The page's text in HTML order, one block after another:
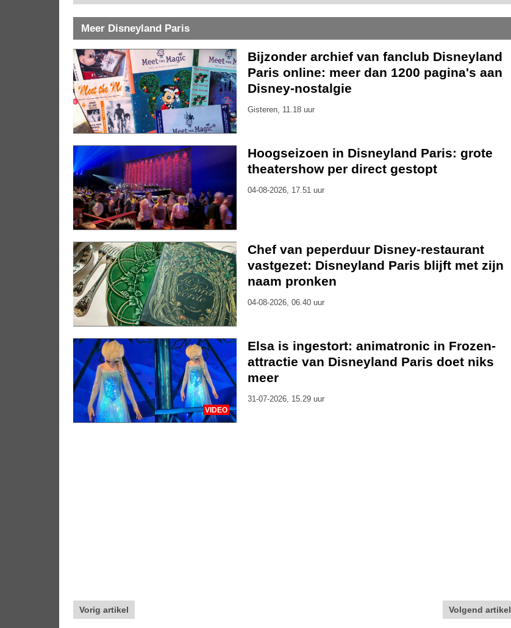
Meer Disneyland Paris
Bijzonder archief van fanclub Disneyland
Paris online: meer dan 1200 pagina's aan
Disney-nostalgie
Gisteren, 11.18 uur
Hoogseizoen in Disneyland Paris: grote
theatershow per direct gestopt
04-08-2026, 17.51 uur
Chef van peperduur Disney-restaurant
vastgezet: Disneyland Paris blijft met zijn
naam pronken
04-08-2026, 06.40 uur
VIDEO
Elsa is ingestort: animatronic in Frozen-
attractie van Disneyland Paris doet niks
meer
31-07-2026, 15.29 uur
Vorig artikel Volgend artikel